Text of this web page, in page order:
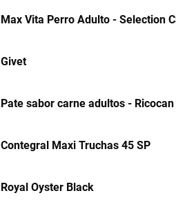
Max Vita Perro Adulto - Selection
Givet
Pate sabor carne adultos - Ricocan
Contegral Maxi Truchas 45 SP
Royal Oyster Black